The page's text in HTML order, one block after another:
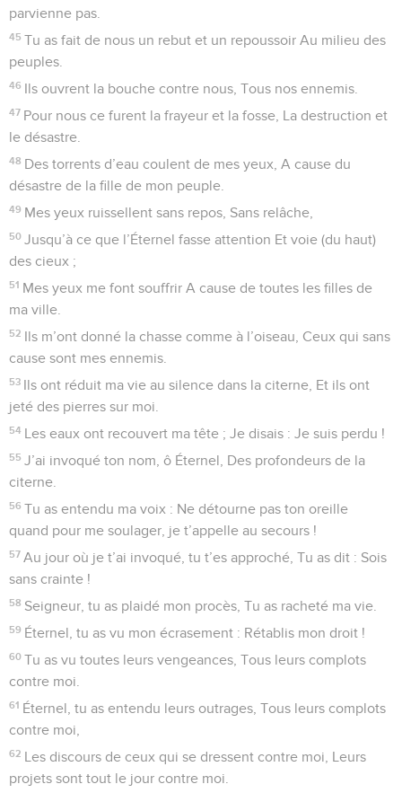
parvienne pas.
45 Tu as fait de nous un rebut et un repoussoir Au milieu des
peuples.
46 Ils ouvrent la bouche contre nous, Tous nos ennemis.
47 Pour nous ce furent la frayeur et la fosse, La destruction et
le désastre.
48 Des torrents d’eau coulent de mes yeux, A cause du
désastre de la fille de mon peuple.
49 Mes yeux ruissellent sans repos, Sans relâche,
50 Jusqu’à ce que l’Éternel fasse attention Et voie (du haut)
des cieux ;
51 Mes yeux me font souffrir A cause de toutes les filles de
ma ville.
52 Ils m’ont donné la chasse comme à l’oiseau, Ceux qui sans
cause sont mes ennemis.
53 Ils ont réduit ma vie au silence dans la citerne, Et ils ont
jeté des pierres sur moi.
54 Les eaux ont recouvert ma tête ; Je disais : Je suis perdu !
55 J’ai invoqué ton nom, ô Éternel, Des profondeurs de la
citerne.
56 Tu as entendu ma voix : Ne détourne pas ton oreille
quand pour me soulager, je t’appelle au secours !
57 Au jour où je t’ai invoqué, tu t’es approché, Tu as dit : Sois
sans crainte !
58 Seigneur, tu as plaidé mon procès, Tu as racheté ma vie.
59 Éternel, tu as vu mon écrasement : Rétablis mon droit !
60 Tu as vu toutes leurs vengeances, Tous leurs complots
contre moi.
61 Éternel, tu as entendu leurs outrages, Tous leurs complots
contre moi,
62 Les discours de ceux qui se dressent contre moi, Leurs
projets sont tout le jour contre moi.